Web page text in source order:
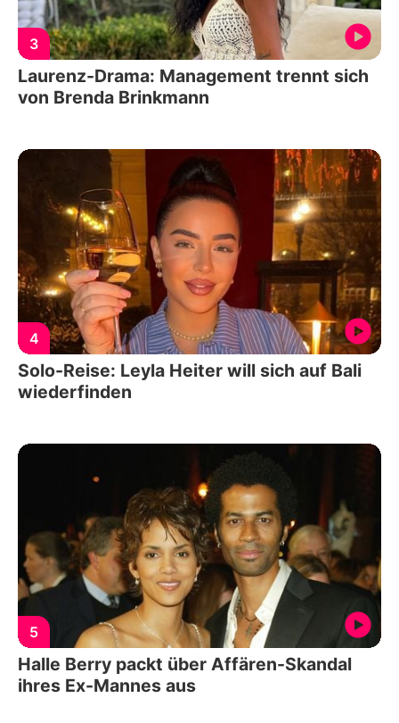
3
Laurenz-Drama: Management trennt sich
von Brenda Brinkmann
4
Solo-Reise: Leyla Heiter will sich auf Bali
wiederfinden
5
Halle Berry packt über Affären-Skandal
ihres Ex-Mannes aus